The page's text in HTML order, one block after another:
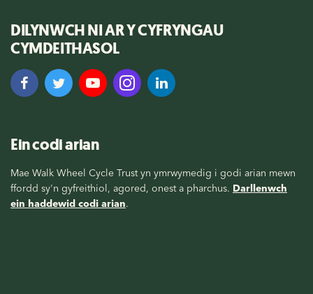
DILYNWCH NI AR Y CYFRYNGAU
CYMDEITHASOL
Ein codi arian
Mae Walk Wheel Cycle Trust yn ymrwymedig i godi arian mewn
ffordd sy'n gyfreithiol, agored, onest a pharchus. Darllenwch
ein haddewid codi arian.